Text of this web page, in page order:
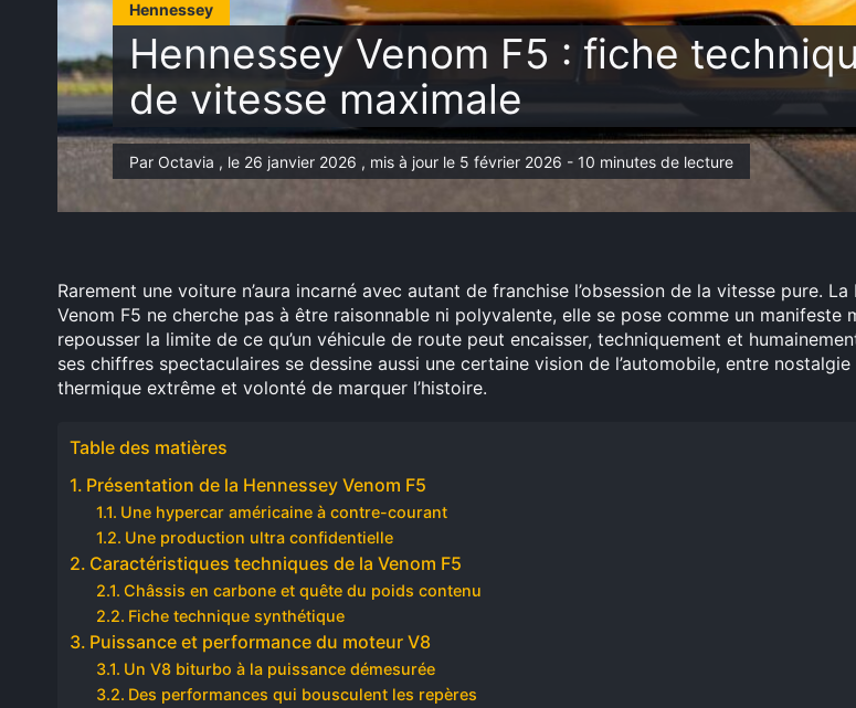
Hennessey
Hennessey Venom F5 : fiche
de vitesse maximale
Par Octavia , le 26 janvier 2026 , mis à jour le 5 février 2026 - 10 minutes de lecture
Rarement une voiture n’aura incarné avec autant de franchise l’obsession de la vitesse pure. La
Venom F5 ne cherche pas à être raisonnable ni polyvalente, elle se pose comme un manifeste
repousser la limite de ce qu’un véhicule de route peut encaisser, techniquement et
ses chiffres spectaculaires se dessine aussi une certaine vision de l’automobile, entre
thermique extrême et volonté de marquer l’histoire.
Table des matières
Présentation de la Hennessey Venom F5
Une hypercar américaine à contre-courant
Une production ultra confidentielle
Caractéristiques techniques de la Venom F5
Châssis en carbone et quête du poids contenu
Fiche technique synthétique
Puissance et performance du moteur V8
Un V8 biturbo à la puissance démesurée
Des performances qui bousculent les repères